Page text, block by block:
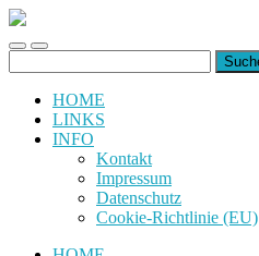
uiuiuiuiuiuiui.de
Toggle
mobile
Toggle
search
nach:
HOME
LINKS
INFO
Kontakt
Impressum
Datenschutz
Cookie-Richtlinie (EU)